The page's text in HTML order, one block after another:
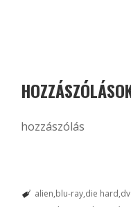
hozzászólás
alien blu-ray die hard